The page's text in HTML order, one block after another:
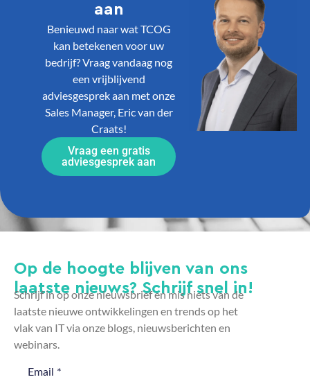
aan
Benieuwd naar wat TCOG
kan betekenen voor uw
bedrijf? Vraag vandaag nog
een vrijblijvend
adviesgesprek aan met onze
Sales Manager, Eric van der
Craats!
Vraag een gratis
adviesgesprek aan
Op de hoogte blijven van ons
laatste nieuws? Schrijf snel in!
Schrijf in op onze nieuwsbrief en mis niets van de
laatste nieuwe ontwikkelingen en trends op het
vlak van IT via onze blogs, nieuwsberichten en
webinars.